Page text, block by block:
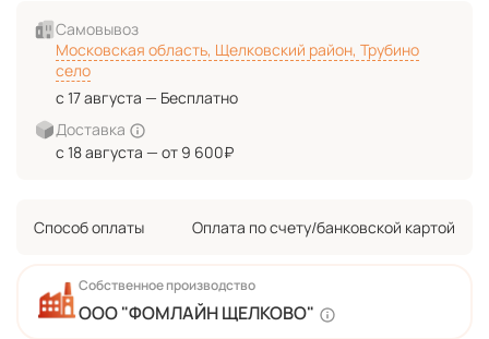
Собственное производство
ООО "ФОМЛАЙН ЩЕЛКОВО"
Самовывоз
Московская область, Щелковский район, Трубино
село
с 17 августа — Бесплатно
Доставка
с 18 августа — от 9 600₽
Способ оплаты Оплата по счету/банковской картой